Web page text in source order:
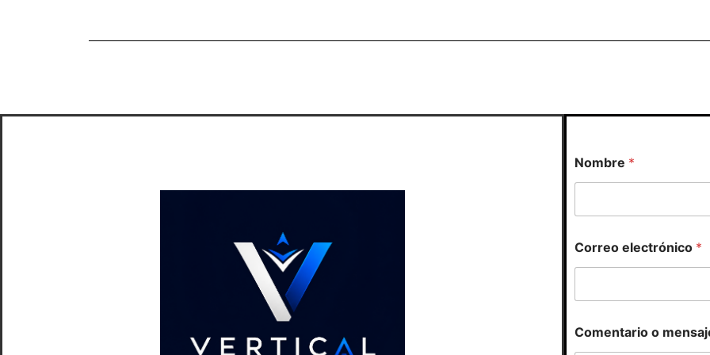
Nombre *
N
o
b
e
N
Correo electrónico *
Comentario o